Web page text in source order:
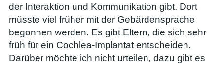
der Interaktion und Kommunikation gibt. Dort
müsste viel früher mit der Gebärdensprache
begonnen werden. Es gibt Eltern, die sich sehr
früh für ein Cochlea-Implantat entscheiden.
Darüber möchte ich nicht urteilen, dazu gibt es